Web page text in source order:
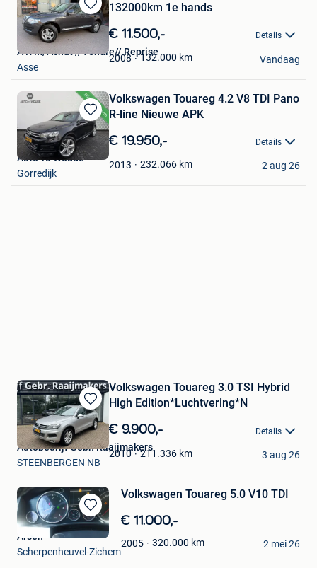
Bewaren
in
Mijn
Favorieten
132000km 1e hands
€ 11.500,- Details
2008 132.000 km
A R M/Achat //Vendre// Reprise
Asse
Vandaag
Bewaren
in
Mijn
Favorieten
Volkswagen Touareg 4.2 V8 TDI Pano
R-line Nieuwe APK
€ 19.950,- Details
2013 232.066 km
Auto vd Woude
Gorredijk
2 aug 26
Bewaren
in
Mijn
Favorieten
Volkswagen Touareg 3.0 TSI Hybrid
High Edition*Luchtvering*N
€ 9.900,- Details
2010 211.336 km
Autobedrijf Gebr. Raaijmakers
STEENBERGEN NB
3 aug 26
Bewaren
in
Favorieten
Volkswagen Touareg 5.0 V10 TDI
€ 11.000,-
2005 320.000 km
Arsen
Scherpenheuvel-Zichem
2 mei 26
Bewaren